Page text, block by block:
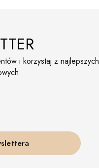
i korzystaj z najlepszych